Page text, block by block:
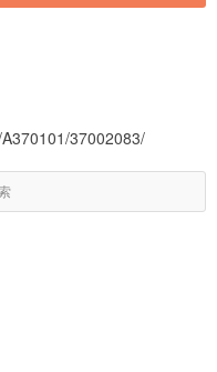
37002083/